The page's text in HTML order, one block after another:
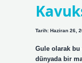
Tarih: Haziran 26,
Gule olarak bu
dünyada bir